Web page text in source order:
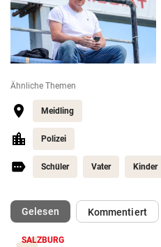
Ähnliche Themen
Meidling
Polizei
Schüler Vater Kinder
Gelesen(ausgewählt)Kommentiert
SALZBURG